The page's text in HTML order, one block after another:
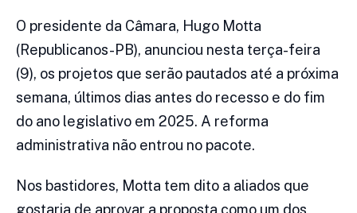
O presidente da Câmara, Hugo Motta
(Republicanos-PB), anunciou nesta terça-feira
(9), os projetos que serão pautados até a próxima
semana, últimos dias antes do recesso e do fim
do ano legislativo em 2025. A reforma
administrativa não entrou no pacote.
Nos bastidores, Motta tem dito a aliados que
gostaria de aprovar a proposta como um dos